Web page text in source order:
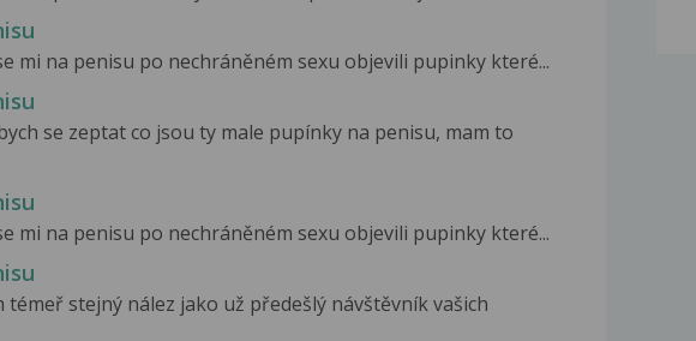
mi na penisu po nechráněném sexu objevili pupinky které...
se zeptat co jsou ty male pupínky na penisu, mam to
mi na penisu po nechráněném sexu objevili pupinky které...
témeř stejný nález jako už předešlý návštěvník vašich